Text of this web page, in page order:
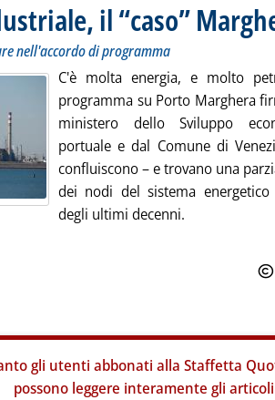
il “caso”
nell'accordo di programma
C'è molta energia, e molto
programma su Porto Marghera
ministero dello Sviluppo
portuale e dal Comune di
confluiscono – e trovano una
dei nodi del sistema
degli ultimi decenni.
gli utenti abbonati alla Staffetta
possono leggere interamente gli